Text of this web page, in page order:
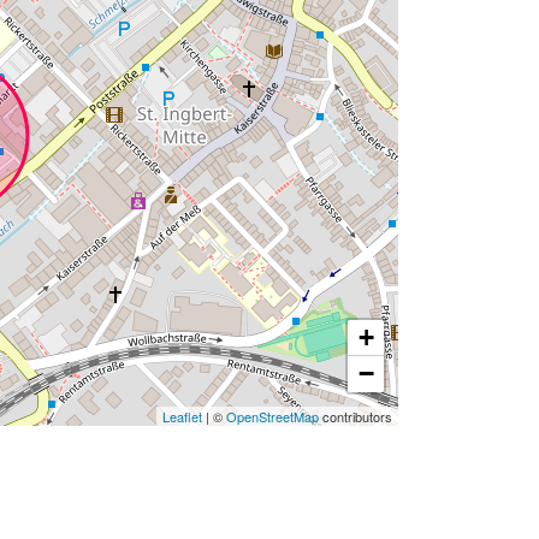
+
−
Leaflet | ©OpenStreetMapcontributors